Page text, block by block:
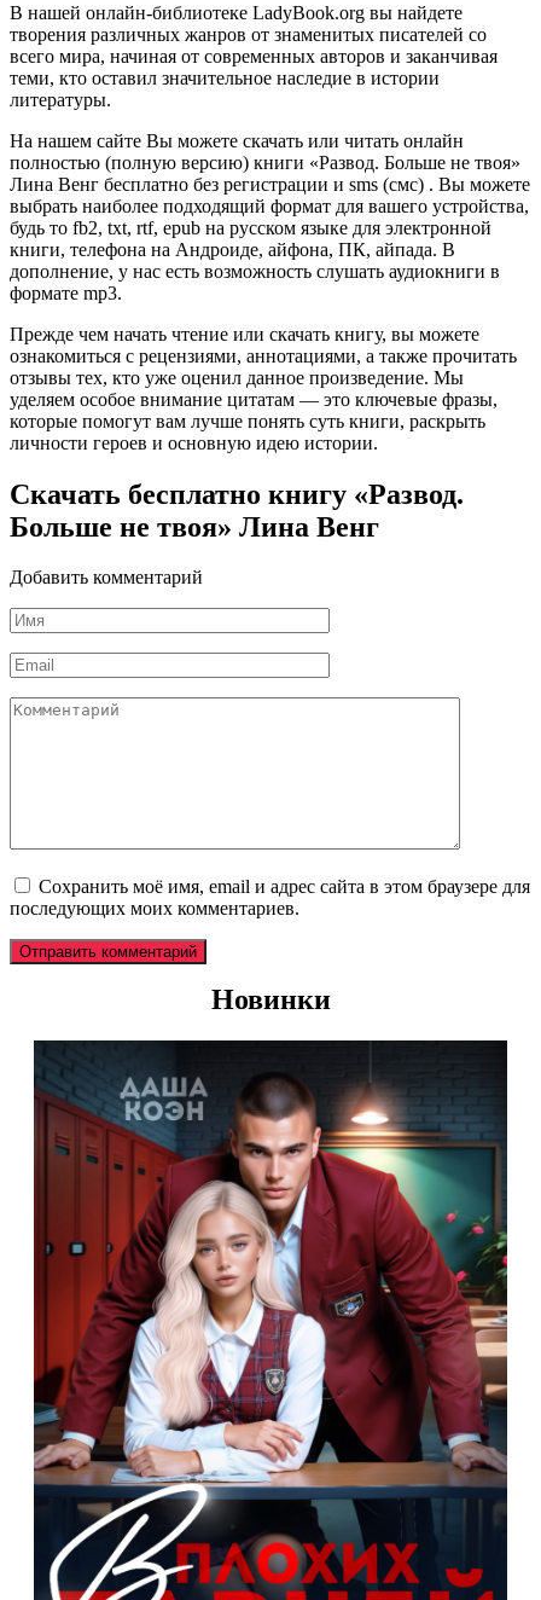
В нашей онлайн-библиотеке LadyBook.org вы найдете
творения различных жанров от знаменитых писателей со
всего мира, начиная от современных авторов и заканчивая
теми, кто оставил значительное наследие в истории
литературы.
На нашем сайте Вы можете скачать или читать онлайн
полностью (полную версию) книги «Развод. Больше не твоя»
Лина Венг бесплатно без регистрации и sms (смс) . Вы можете
выбрать наиболее подходящий формат для вашего устройства,
будь то fb2, txt, rtf, epub на русском языке для электронной
книги, телефона на Андроиде, айфона, ПК, айпада. В
дополнение, у нас есть возможность слушать аудиокниги в
формате mp3.
Прежде чем начать чтение или скачать книгу, вы можете
ознакомиться с рецензиями, аннотациями, а также прочитать
отзывы тех, кто уже оценил данное произведение. Мы
уделяем особое внимание цитатам — это ключевые фразы,
которые помогут вам лучше понять суть книги, раскрыть
личности героев и основную идею истории.
Скачать бесплатно книгу «Развод.
Больше не твоя» Лина Венг
Добавить комментарий
Имя
*
Email
*
Комментарий
Сохранить моё имя, email и адрес сайта в этом браузере для
последующих моих комментариев.
Новинки